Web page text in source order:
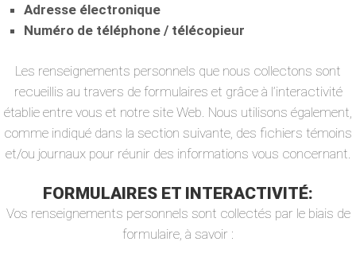
Adresse électronique
Numéro de téléphone / télécopieur
Les renseignements personnels que nous collectons sont
recueillis au travers de formulaires et grâce à l’interactivité
établie entre vous et notre site Web. Nous utilisons également,
comme indiqué dans la section suivante, des fichiers témoins
et/ou journaux pour réunir des informations vous concernant.
FORMULAIRES ET INTERACTIVITÉ:
Vos renseignements personnels sont collectés par le biais de
formulaire, à savoir :